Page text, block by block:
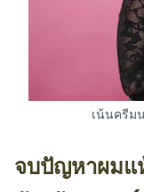
เน้นครีม
จบปัญหาผมแ